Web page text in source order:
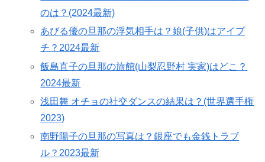
のは？(2024最新)
あびる優の旦那の浮気相手は？娘(子供)はアイプ
チ？2024最新
飯島直子の旦那の旅館(山梨忍野村 実家)はどこ？
2024最新
浅田舞 オチョの社交ダンスの結果は？(世界選手権
2023)
南野陽子の旦那の写真は？銀座でも金銭トラブ
ル？2023最新